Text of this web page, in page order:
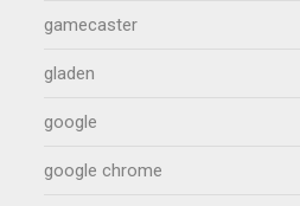
gamecaster
gladen
google
google chrome